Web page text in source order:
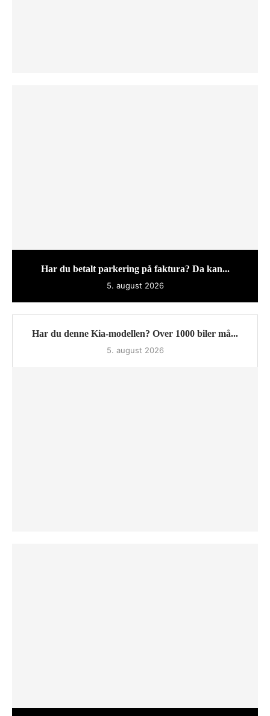
Har du betalt parkering på faktura? Da kan...
5. august 2026
Har du denne Kia-modellen? Over 1000 biler må...
5. august 2026